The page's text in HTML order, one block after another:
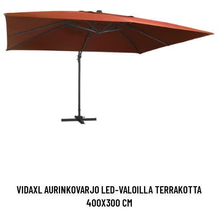
VIDAXL AURINKOVARJO LED-VALOILLA TERRAKOTTA
400X300 CM